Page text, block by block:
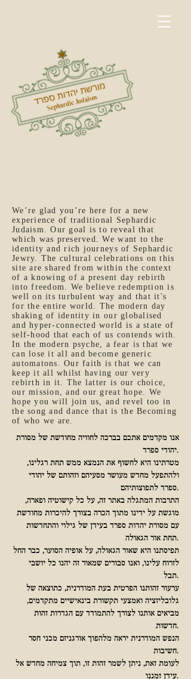
We’re glad you’re here for a new
experience of traditional Sephardic
Judaism. Our goal is to reveal that
which was preserved. Wewant to the
identity and rich journeys of Sephardic
Jewry. The cultural celebrations on this
site are shared from within the context
of a knowing of a present day rebirth
into freedom. We believe redemption is
well on its turbulent way and that it's
for the entire world. The modern day
shaking of identity in our globalised
and hyper-connected world is a state of
self-hood that each of us contends with.
In the modern psyche, a fear is that we
can lose it all and become generic
automatons. Our faith is that we can
keep it all whilst having our very
rebirth in it. The latter is our choice,
our mission, and our great hope. We
hope you will join us, and revel too in
the song and dance that is the Becoming
of who we are.
אנו מקדמים אתכם בברכה לחוויה מחודשת של מסורת
יהודי ספרד.
מטרתינו היא לחשוף את הנמצא ממש תחת רגלינו,
ולהתפעל מחדש מעושר מסעיהם וזהותם של יהודי
ספרד לתפוצותיהם.
התרבות המתגלה באתר זה, על כל קישוטיה ופארה,
מוגשת על ידינו מתוך הכרה בצורך להיכרות מחודשת
עם מסורת יהדות ספרד בעידן של גילוי והתחדשות
תחת אור הגאולה.
תפיסתנו היא שאור הגאולה, על אופיה הסוער, כבר החל
לזרוח עלינו, ואנו סבורים שמאור זה יהנו כל יושבי
תבל.
ערעור זהותנו הפרטית בעת המודרנית, כתוצאה של
גלובליזציה ואמצעי תקשורת בינאישיים מתקדמים,
מביאים אותנו לצורך להתמודד עם הגדרות זהות
חדשות.
הנפש המודרנית יראה מלהפוך אורגניזם מכני חסר
חשיבות.
לעומת זאת, ניתן לשמר זהות זו, תוך צמיחה מחדש אל
עידן זמננו.